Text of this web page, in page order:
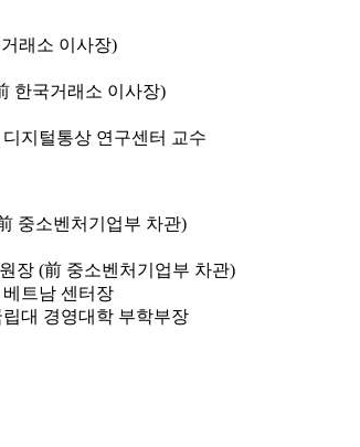
래소 이사장)
한국거래소 이사장)
지털통상 연구센터 교수
중소벤처기업부 차관)
장 (前 중소벤처기업부 차관)
트남 센터장
대 경영대학 부학부장